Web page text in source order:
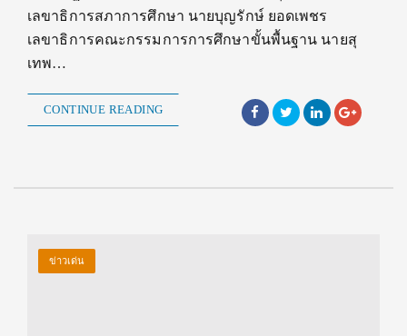
เลขาธิการสภาการศึกษา นายบุญรักษ์ ยอดเพชร
เลขาธิการคณะกรรมการการศึกษาขั้นพื้นฐาน นายสุ
เทพ…
CONTINUE READING
ข่าวเด่น